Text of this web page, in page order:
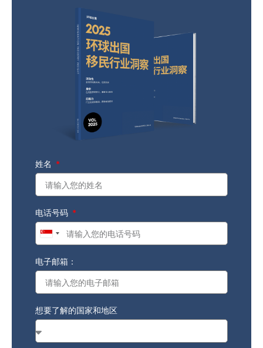
姓名
电话号码
Singapore
电子邮箱：
想要了解的国家和地区